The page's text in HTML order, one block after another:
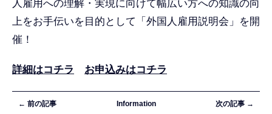
人雇用への理解・実現に向けて幅広い方への知識の向
上をお手伝いを目的として「外国人雇用説明会」を開
催！
詳細はコチラ お申込みはコチラ
← 前の記事 Information 次の記事 →